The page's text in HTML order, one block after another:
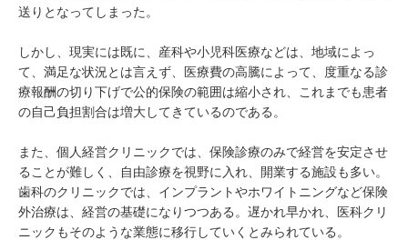
送りとなってしまった。
しかし、現実には既に、産科や小児科医療などは、地域によっ
て、満足な状況とは言えず、医療費の高騰によって、度重なる診
療報酬の切り下げで公的保険の範囲は縮小され、これまでも患者
の自己負担割合は増大してきているのである。
また、個人経営クリニックでは、保険診療のみで経営を安定させ
ることが難しく、自由診療を視野に入れ、開業する施設も多い。
歯科のクリニックでは、インプラントやホワイトニングなど保険
外治療は、経営の基礎になりつつある。遅かれ早かれ、医科クリ
ニックもそのような業態に移行していくとみられている。